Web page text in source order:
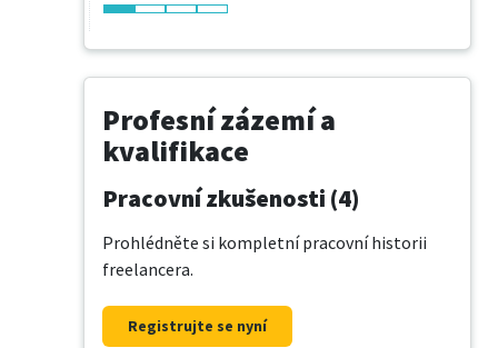
Profesní zázemí a
kvalifikace
Pracovní zkušenosti (4)
Prohlédněte si kompletní pracovní historii
freelancera.
Registrujte se nyní